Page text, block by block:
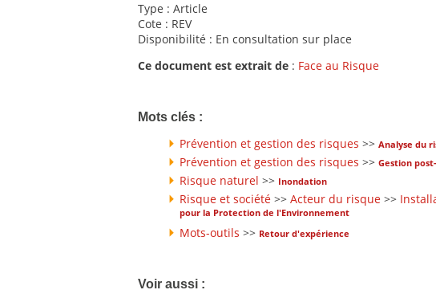
Type : Article
Cote : REV
Disponibilité : En consultation sur place
Ce document est extrait de : Face au Risque
Mots clés :
Prévention et gestion des risques >> Analyse du
Prévention et gestion des risques >> Gestion
Risque naturel >> Inondation
Risque et société >> Acteur du risque >>
pour la Protection de l'Environnement
Mots-outils >> Retour d'expérience
Voir aussi :